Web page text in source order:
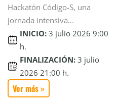
Hackatón Código-S, una
jornada intensiva...
INICIO: 3 julio 2026 9:00
h.
FINALIZACIÓN: 3 julio
2026 21:00 h.
Ver más »